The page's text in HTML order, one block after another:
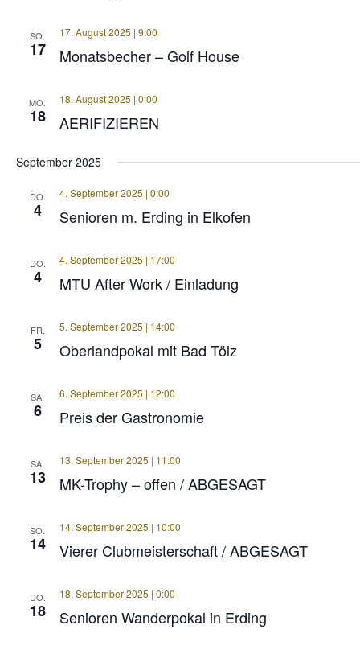
SO.
17 Monatsbecher – Golf House
17. August 2025 | 9:00
MO.
18 AERIFIZIEREN
18. August 2025 | 0:00
September 2025
DO.
4 Senioren m. Erding in Elkofen
4. September 2025 | 0:00
DO.
4 MTU After Work / Einladung
4. September 2025 | 17:00
FR.
5 Oberlandpokal mit Bad Tölz
5. September 2025 | 14:00
SA.
6 Preis der Gastronomie
6. September 2025 | 12:00
SA.
13 MK-Trophy – offen / ABGESAGT
13. September 2025 | 11:00
SO.
14 Vierer Clubmeisterschaft / ABGESAGT
14. September 2025 | 10:00
DO.
18 Senioren Wanderpokal in Erding
18. September 2025 | 0:00